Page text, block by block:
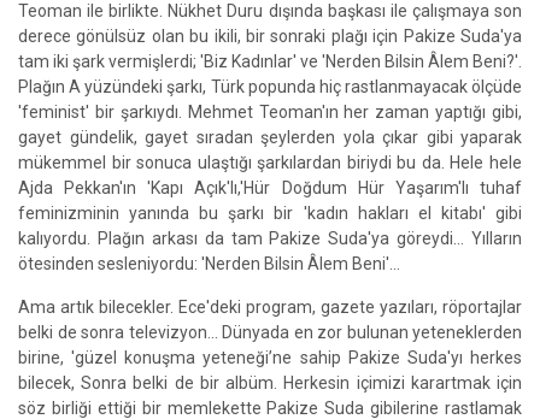
Teoman ile birlikte. Nükhet Duru dışında başkası ile çalışmaya son
derece gönülsüz olan bu ikili, bir sonraki plağı için Pakize Suda'ya
tam iki şark vermişlerdi; 'Biz Kadınlar' ve 'Nerden Bilsin Âlem Beni?'.
Plağın A yüzündeki şarkı, Türk popunda hiç rastlanmayacak ölçüde
'feminist' bir şarkıydı. Mehmet Teoman'ın her zaman yaptığı gibi,
gayet gündelik, gayet sıradan şeylerden yola çıkar gibi yaparak
mükemmel bir sonuca ulaştığı şarkılardan biriydi bu da. Hele hele
Ajda Pekkan'ın 'Kapı Açık'lı,'Hür Doğdum Hür Yaşarım'lı tuhaf
feminizminin yanında bu şarkı bir 'kadın hakları el kitabı' gibi
kalıyordu. Plağın arkası da tam Pakize Suda'ya göreydi... Yılların
ötesinden sesleniyordu: 'Nerden Bilsin Âlem Beni'...
Ama artık bilecekler. Ece'deki program, gazete yazıları, röportajlar
belki de sonra televizyon... Dünyada en zor bulunan yeteneklerden
birine, 'güzel konuşma yeteneği’ne sahip Pakize Suda'yı herkes
bilecek, Sonra belki de bir albüm. Herkesin içimizi karartmak için
söz birliği ettiği bir memlekette Pakize Suda gibilerine rastlamak